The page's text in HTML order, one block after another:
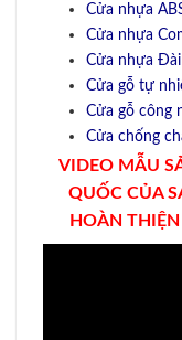
Cửa nhựa
Cửa nhựa
Cửa nhựa Đài
Cửa gỗ tự
Cửa gỗ công
Cửa chống
VIDEO MẪU
QUỐC CỦA
HOÀN